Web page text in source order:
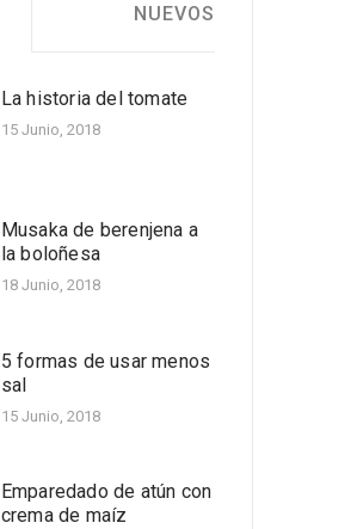
NUEVOS
La historia del tomate
15 Junio, 2018
Musaka de berenjena a
la boloñesa
18 Junio, 2018
5 formas de usar menos
sal
15 Junio, 2018
Emparedado de atún con
crema de maíz
Cinco beneficios para la
salud de la piña
calabacín y pollo al
microondas
Nov 11, 2022
de pollo apanadas
acompañadas con salsa
de papaya
Cinco beneficios de la
papaya